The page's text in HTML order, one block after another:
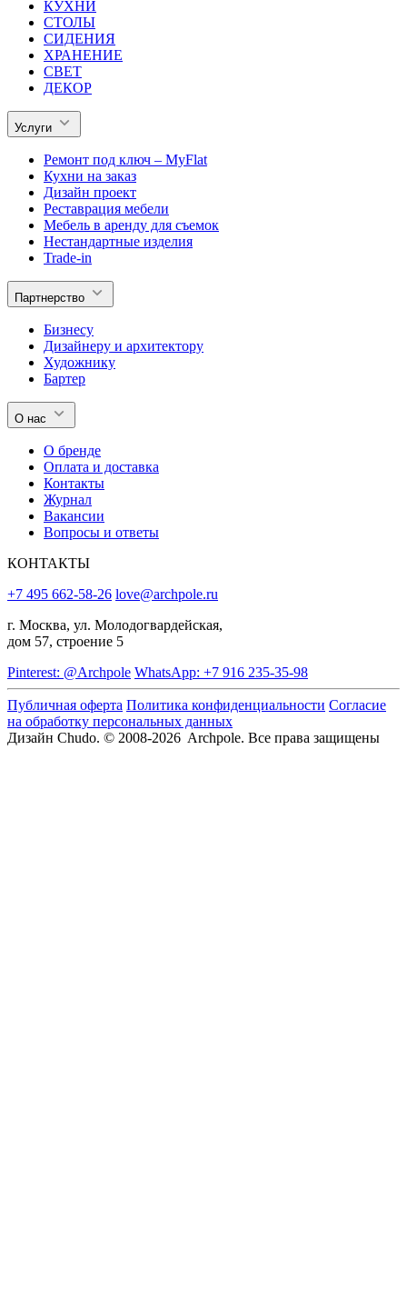
КУХНИ
СТОЛЫ
СИДЕНИЯ
ХРАНЕНИЕ
СВЕТ
ДЕКОР
Услуги
Ремонт под ключ – MyFlat
Кухни на заказ
Дизайн проект
Реставрация мебели
Мебель в аренду для съемок
Нестандартные изделия
Trade-in
Партнерство
Бизнесу
Дизайнеру и архитектору
Художнику
Бартер
О нас
О бренде
Оплата и доставка
Контакты
Журнал
Вакансии
Вопросы и ответы
КОНТАКТЫ
+7 495 662-58-26 love@archpole.ru
г. Москва, ул. Молодогвардейская,
дом 57, строение 5
Pinterest: @Archpole WhatsApp: +7 916 235-35-98
Публичная оферта Политика конфиденциальности Согласие
на обработку персональных данных
Дизайн Chudo. © 2008-2026 Archpole. Все права защищены